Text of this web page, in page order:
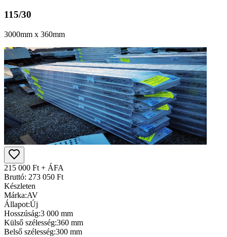
115/30
3000mm x 360mm
215 000 Ft + ÁFA
Bruttó: 273 050 Ft
Készleten
Márka:AV
Állapot:Új
Hosszúság:3 000 mm
Külső szélesség:360 mm
Belső szélesség:300 mm